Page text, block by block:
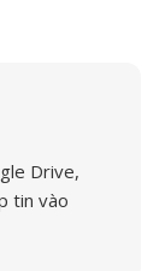
Drive,
tin vào